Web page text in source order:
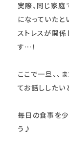
実際、同じ家
になっていたと
ストレスが関
す…！
ここで一旦、
てお話ししたい
毎日の食事を
う♪